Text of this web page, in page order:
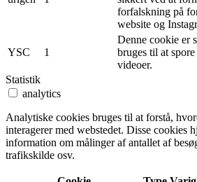
forfalskning på
website og
YSC 1
Denne cookie er
bruges til at
videoer.
Statistik
analytics
Analytiske cookies bruges til at forstå,
interagerer med webstedet. Disse cookies
information om målinger af antallet af
trafikskilde osv.